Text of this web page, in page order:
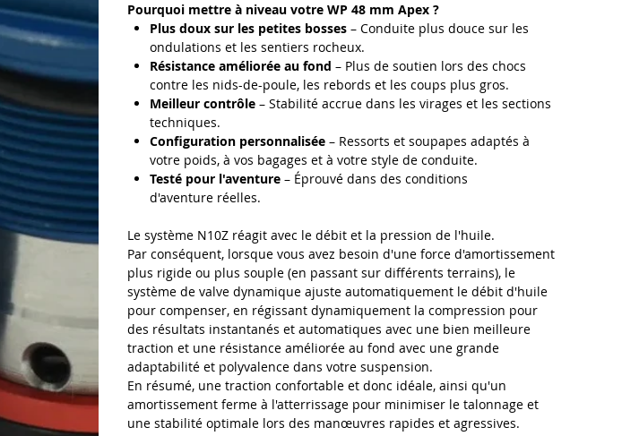
Pourquoi mettre à niveau votre WP 48 mm Apex ?
Plus doux sur les petites bosses – Conduite plus douce sur les
ondulations et les sentiers rocheux.
Résistance améliorée au fond – Plus de soutien lors des chocs
contre les nids-de-poule, les rebords et les coups plus gros.
Meilleur contrôle – Stabilité accrue dans les virages et les sections
techniques.
Configuration personnalisée – Ressorts et soupapes adaptés à
votre poids, à vos bagages et à votre style de conduite.
Testé pour l'aventure – Éprouvé dans des conditions
d'aventure réelles.
Le système N10Z réagit avec le débit et la pression de l'huile.
Par conséquent, lorsque vous avez besoin d'une force d'amortissement
plus rigide ou plus souple (en passant sur différents terrains), le
système de valve dynamique ajuste automatiquement le débit d'huile
pour compenser, en régissant dynamiquement la compression pour
des résultats instantanés et automatiques avec une bien meilleure
traction et une résistance améliorée au fond avec une grande
adaptabilité et polyvalence dans votre suspension.
En résumé, une traction confortable et donc idéale, ainsi qu'un
amortissement ferme à l'atterrissage pour minimiser le talonnage et
une stabilité optimale lors des manœuvres rapides et agressives.